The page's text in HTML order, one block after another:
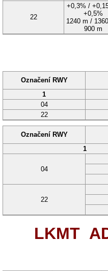
22
+0,3% /
+0,5%
1240 m /
900 m
Označení RWY
1
04
22
Označení RWY
1
04
22
LKMT